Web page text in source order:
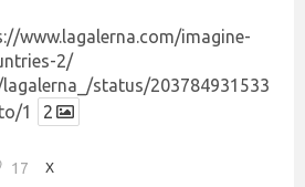
www.lagalerna.com/imagine-
2/
status/203784931533
1
2
17 X